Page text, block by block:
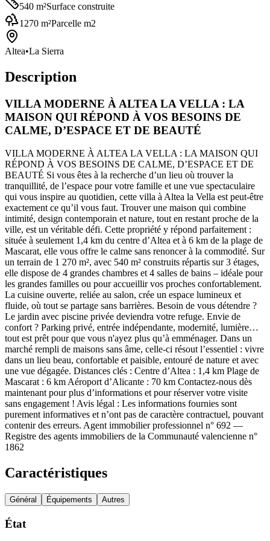
540 m²Surface construite
1270 m²Parcelle m2
Altea•La Sierra
Description
VILLA MODERNE À ALTEA LA VELLA : LA
MAISON QUI RÉPOND À VOS BESOINS DE
CALME, D’ESPACE ET DE BEAUTÉ
VILLA MODERNE À ALTEA LA VELLA : LA MAISON QUI
RÉPOND À VOS BESOINS DE CALME, D’ESPACE ET DE
BEAUTÉ Si vous êtes à la recherche d’un lieu où trouver la
tranquillité, de l’espace pour votre famille et une vue spectaculaire
qui vous inspire au quotidien, cette villa à Altea la Vella est peut-être
exactement ce qu’il vous faut. Trouver une maison qui combine
intimité, design contemporain et nature, tout en restant proche de la
ville, est un véritable défi. Cette propriété y répond parfaitement :
située à seulement 1,4 km du centre d’Altea et à 6 km de la plage de
Mascarat, elle vous offre le calme sans renoncer à la commodité. Sur
un terrain de 1 270 m², avec 540 m² construits répartis sur 3 étages,
elle dispose de 4 grandes chambres et 4 salles de bains – idéale pour
les grandes familles ou pour accueillir vos proches confortablement.
La cuisine ouverte, reliée au salon, crée un espace lumineux et
fluide, où tout se partage sans barrières. Besoin de vous détendre ?
Le jardin avec piscine privée deviendra votre refuge. Envie de
confort ? Parking privé, entrée indépendante, modernité, lumière…
tout est prêt pour que vous n'ayez plus qu’à emménager. Dans un
marché rempli de maisons sans âme, celle-ci résout l’essentiel : vivre
dans un lieu beau, confortable et paisible, entouré de nature et avec
une vue dégagée. Distances clés : Centre d’Altea : 1,4 km Plage de
Mascarat : 6 km Aéroport d’Alicante : 70 km Contactez-nous dès
maintenant pour plus d’informations et pour réserver votre visite
sans engagement ! Avis légal : Les informations fournies sont
purement informatives et n’ont pas de caractère contractuel, pouvant
contenir des erreurs. Agent immobilier professionnel n° 692 —
Registre des agents immobiliers de la Communauté valencienne n°
1862
Caractéristiques
Général Équipements Autres
État